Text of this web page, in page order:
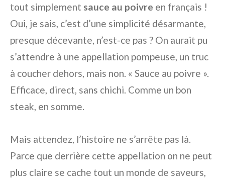
tout simplement sauce au poivre en français !
Oui, je sais, c’est d’une simplicité désarmante,
presque décevante, n’est-ce pas ? On aurait pu
s’attendre à une appellation pompeuse, un truc
à coucher dehors, mais non. « Sauce au poivre ».
Efficace, direct, sans chichi. Comme un bon
steak, en somme.
Mais attendez, l’histoire ne s’arrête pas là.
Parce que derrière cette appellation on ne peut
plus claire se cache tout un monde de saveurs,